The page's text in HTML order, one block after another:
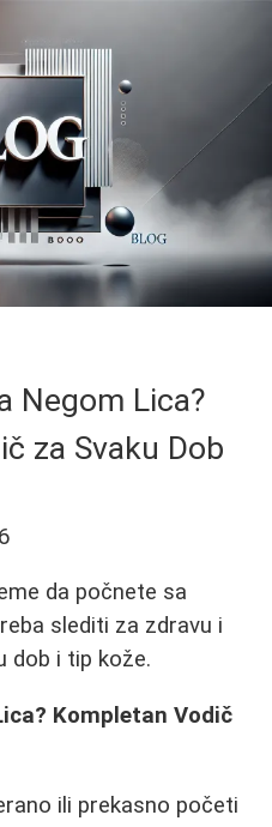
Negom Lica?
za Svaku Dob
da počnete sa
slediti za zdravu i
dob i tip kože.
Kompletan Vodič
ili prekasno početi